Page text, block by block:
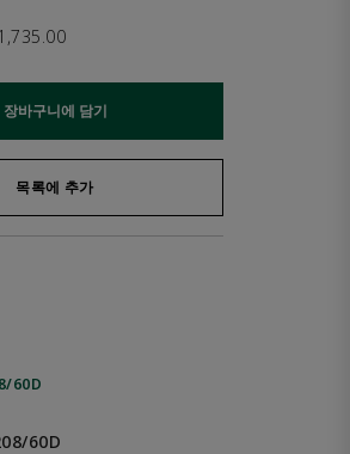
장바구니에 담기
목록에 추가
60D
60D